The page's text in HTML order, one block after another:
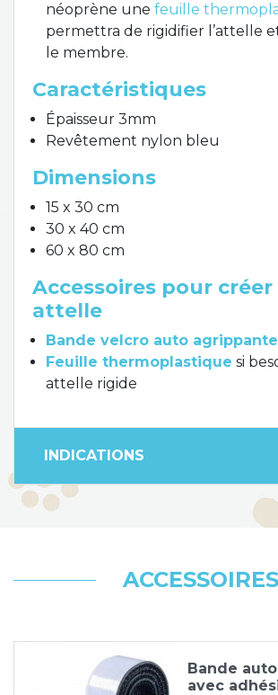
néoprène une feuille
permettra de rigidifier l’attelle
le membre.
Caractéristiques
Épaisseur 3mm
Revêtement nylon bleu
Dimensions
15 x 30 cm
30 x 40 cm
60 x 80 cm
Accessoires pour créer
attelle
Bande velcro auto
Feuille thermoplastique si
attelle rigide
INDICATIONS
ACCESSOIRES
Bande
avec